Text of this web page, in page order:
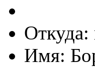
Откуда:
Имя: